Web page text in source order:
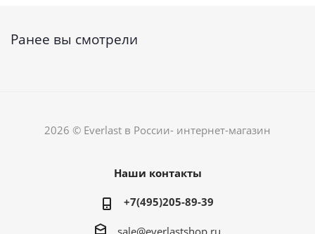
Ранее вы смотрели
2026 © Everlast в России- интернет-магазин
Наши контакты
+7(495)205-89-39
sale@everlastshop.ru